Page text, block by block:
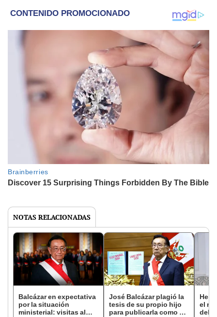
NOTAS RELACIONADAS
Balcázar en expectativa
por la situación
ministerial: visitas al
José Balcázar plagió la
tesis de su propio hijo
para publicarla como un
el
del